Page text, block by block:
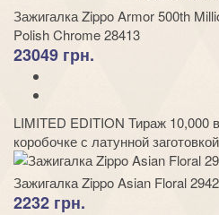
Зажигалка Zippo Armor 500th
Polish Chrome 28413
23049 грн.
LIMITED EDITION Тираж 10,000
коробочке с латунной
Зажигалка Zippo Asian Floral
2232 грн.